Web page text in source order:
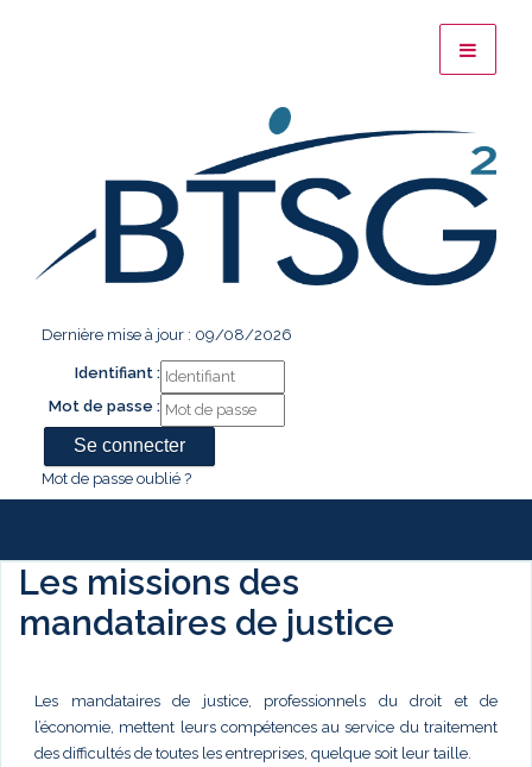
Dernière mise à jour : 09/08/2026
Identifiant :
Mot de passe :
Mot de passe oublié ?
Les missions des
mandataires de justice
Les mandataires de justice, professionnels du droit et de
l’économie, mettent leurs compétences au service du traitement
des difficultés de toutes les entreprises, quelque soit leur taille.